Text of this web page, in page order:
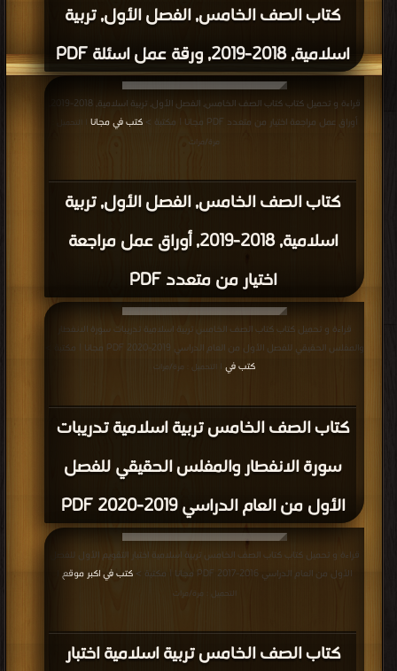
كتاب الصف الخامس, الفصل الأول, تربية
اسلامية, 2018-2019, ورقة عمل اسئلة PDF
كتاب الصف الخامس, الفصل الأول, تربية
اسلامية, 2018-2019, أوراق عمل مراجعة
اختيار من متعدد PDF
أوراق عمل مراجعة اختيار من متعدد PDF مجانا | مكتبة >
كتب في مجانا | التحميل :
مرة/مرات
كتاب الصف الخامس تربية اسلامية تدريبات
سورة الانفطار والمفلس الحقيقي للفصل
الأول من العام الدراسي 2019-2020 PDF
قراءة و تحميل كتاب كتاب الصف الخامس تربية اسلامية تدريبات سورة الانفطار
والمفلس الحقيقي للفصل الأول من العام الدراسي 2019-2020 PDF مجانا | مكتبة >
كتب في
| التحميل : مرة/مرات
كتاب الصف الخامس تربية اسلامية اختبار
قراءة و تحميل كتاب كتاب الصف الخامس تربية اسلامية اختبار التقويم الأول للفصل
الأول من العام الدراسي 2016-2017 PDF مجانا | مكتبة >
كتب في اكبر موقع
التحميل : مرة/مرات